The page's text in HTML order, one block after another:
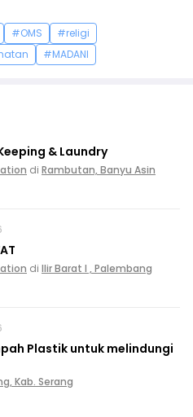
#OMS
#religi
#MADANI
& Laundry
di Rambutan, Banyu Asin
di Ilir Barat I , Palembang
Plastik untuk melindungi
Kab. Serang